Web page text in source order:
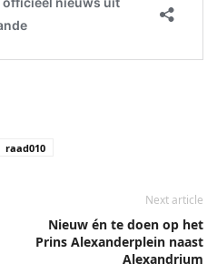
raad010
Next article
Nieuw én te doen op het
Prins Alexanderplein naast
Alexandrium